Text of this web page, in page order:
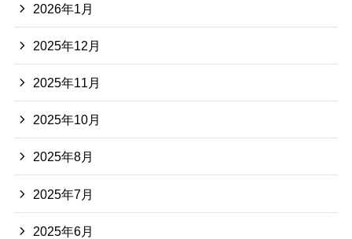
2026年1月
2025年12月
2025年11月
2025年10月
2025年8月
2025年7月
2025年6月